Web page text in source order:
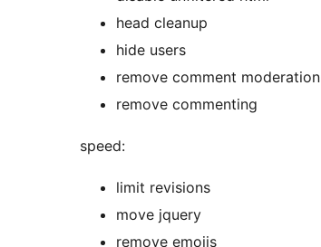
head cleanup
hide users
remove comment moderation
remove commenting
speed:
limit revisions
move jquery
remove emojis